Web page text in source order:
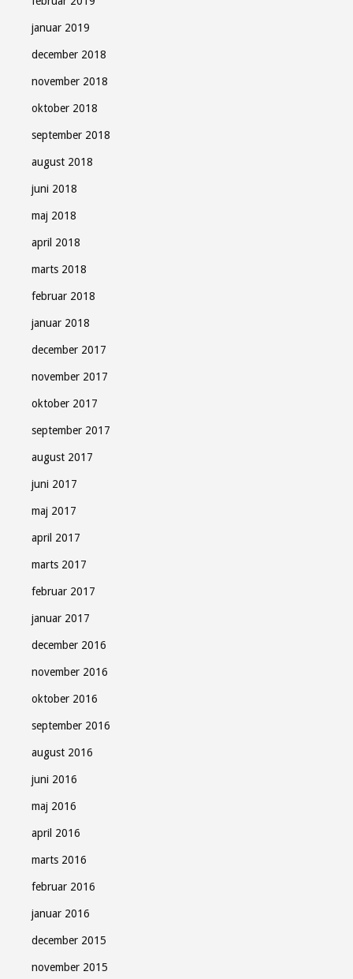
januar 2019
december 2018
november 2018
oktober 2018
september 2018
august 2018
juni 2018
maj 2018
april 2018
marts 2018
februar 2018
januar 2018
december 2017
november 2017
oktober 2017
september 2017
august 2017
juni 2017
maj 2017
april 2017
marts 2017
februar 2017
januar 2017
december 2016
november 2016
oktober 2016
september 2016
august 2016
juni 2016
maj 2016
april 2016
marts 2016
februar 2016
januar 2016
december 2015
november 2015